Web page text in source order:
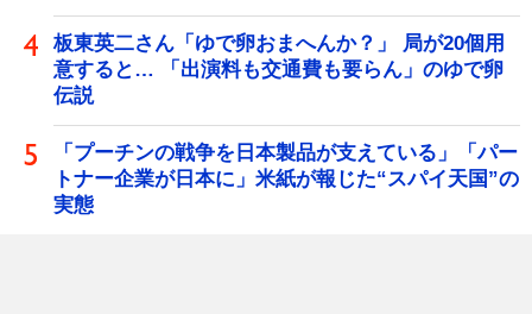
板東英二さん「ゆで卵おまへんか？」 局が20個用
意すると… 「出演料も交通費も要らん」のゆで卵
伝説
「プーチンの戦争を日本製品が支えている」「パー
トナー企業が日本に」米紙が報じた“スパイ天国”の
実態